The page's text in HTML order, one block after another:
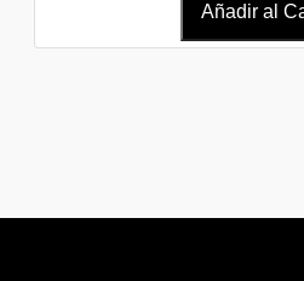
Añadir al